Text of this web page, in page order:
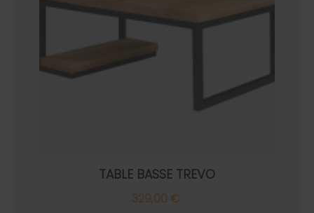
TABLE BASSE TREVO
329,00 €